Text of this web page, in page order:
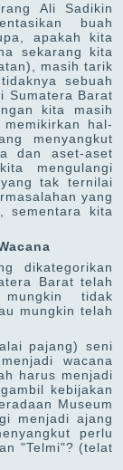
Ali Sadikin
buah
apakah kita
sekarang kita
masih tarik
sebuah
Sumatera Barat
kita masih
hal-
menyangkut
dan aset-aset
mengulangi
tak ternilai
yang
sementara kita
dikategorikan
Barat telah
mungkin tidak
mungkin telah
pajang) seni
wacana
harus menjadi
kebijakan
Museum
menjadi ajang
perlu
"Telmi"? (telat